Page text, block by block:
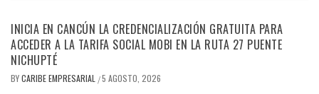
INICIA EN CANCÚN LA CREDENCIALIZACIÓN GRATUITA PARA
ACCEDER A LA TARIFA SOCIAL MOBI EN LA RUTA 27 PUENTE
NICHUPTÉ
BYCARIBE EMPRESARIAL /5 AGOSTO, 2026